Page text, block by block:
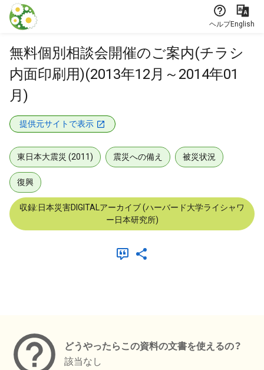
本文に飛ぶ
ヘルプEnglish
無料個別相談会開催のご案内(チラシ
内面印刷用)(2013年12月～2014年01
月)
提供元サイトで表示
東日本大震災 (2011) 震災への備え 被災状況
復興
収録:日本災害DIGITALアーカイブ (ハーバード大学ライシャワ
ー日本研究所)
どうやったらこの資料の文書を使えるの？
該当なし